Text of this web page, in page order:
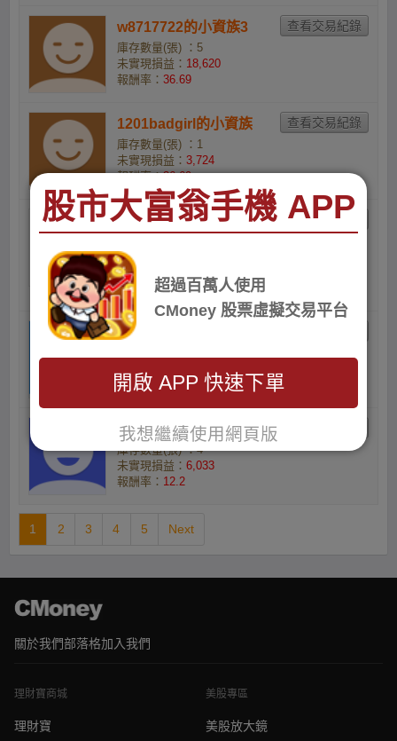
w8717722的小資族3
庫存數量(張) ：5
未實現損益： 18,620
報酬率： 36.69
1201badgirl的小資族
庫存數量(張) ：1
未實現損益： 3,724
報酬率：36.69
只玩主升段的股市阿土
庫存數量(張) ：113
未實現損益： 345,684
報酬率：28.29
iris850216的小資族
未實現損益：
5,312
報酬率：14.63
Weillson的林惠芬
庫存數量(張) ：4
未實現損益： 6,033
報酬率： 12.2
1 2 3 4 5 Next
關於我們部落格加入我們
理財寶商城
理財寶
美股專區
美股放大鏡
股市大富翁手機 APP
超過百萬人使用
CMoney 股票虛擬交易平台
開啟 APP 快速下單
我想繼續使用網頁版